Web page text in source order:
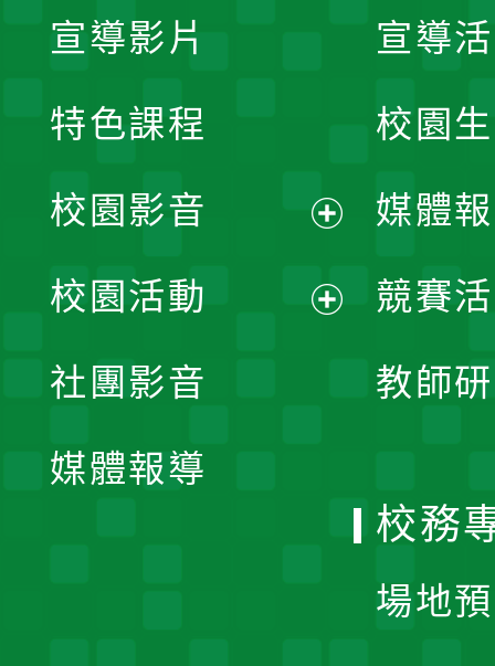
宣導
校園
媒體
競賽
教師
宣導影片
特色課程
校園影音
開
校園活動
社團影音
媒體報導
校務
場地